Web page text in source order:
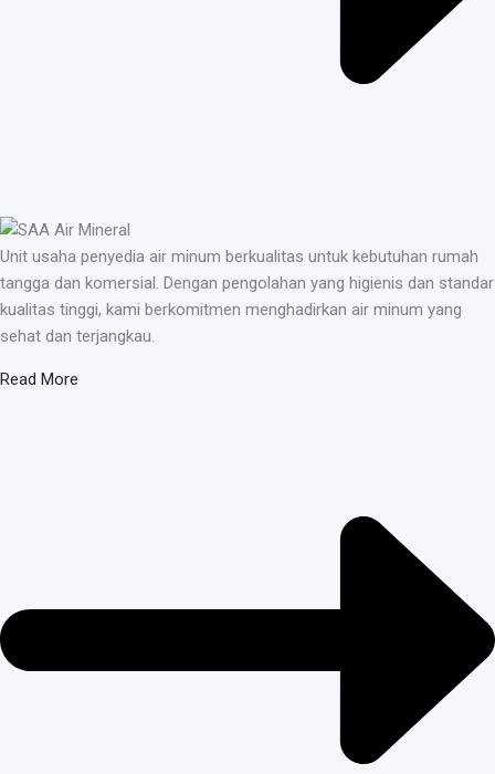
Unit usaha penyedia air minum berkualitas untuk kebutuhan rumah
tangga dan komersial. Dengan pengolahan yang higienis dan standar
kualitas tinggi, kami berkomitmen menghadirkan air minum yang
sehat dan terjangkau.
Read More